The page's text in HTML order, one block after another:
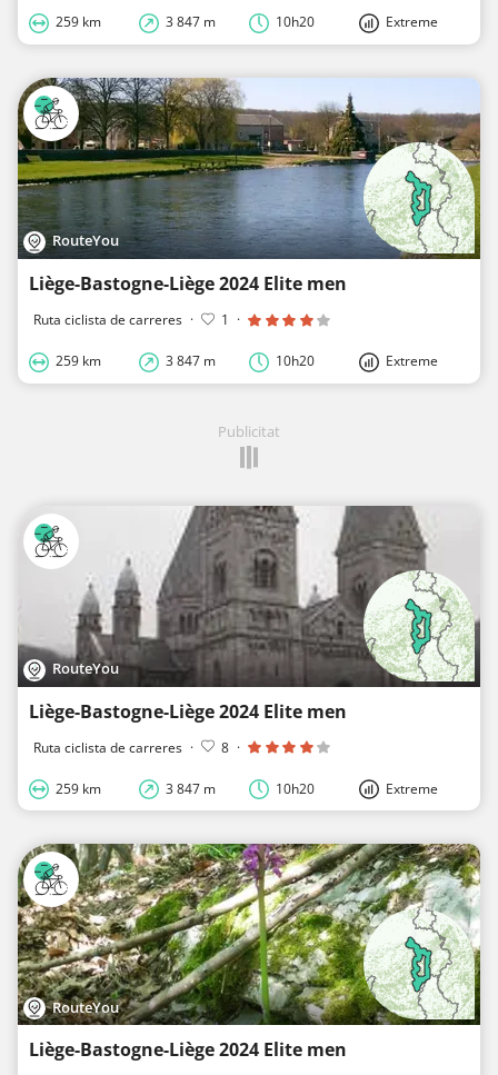
259 km 3 847 m 10h20 Extreme
RouteYou
Liège-Bastogne-Liège 2024 Elite men
Ruta ciclista de carreres · 1 ·
259 km 3 847 m 10h20 Extreme
Publicitat
RouteYou
Liège-Bastogne-Liège 2024 Elite men
Ruta ciclista de carreres · 8 ·
259 km 3 847 m 10h20 Extreme
RouteYou
Liège-Bastogne-Liège 2024 Elite men